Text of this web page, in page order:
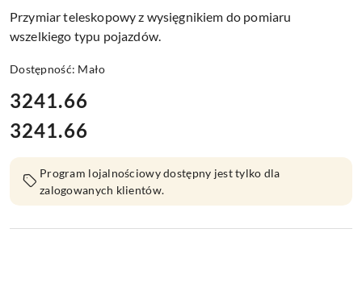
Przymiar teleskopowy z wysięgnikiem do pomiaru
wszelkiego typu pojazdów.
Dostępność: Mało
cena:
3241.66
Cena:
3241.66
Program lojalnościowy dostępny jest tylko dla
zalogowanych klientów.